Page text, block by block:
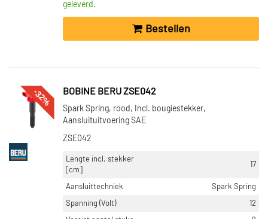
geleverd.
Bestellen
-32% BOBINE BERU ZSE042
Spark Spring, rood, Incl. bougiestekker,
Aansluituitvoering SAE
ZSE042
Lengte incl. stekker
[cm]
17
Aansluittechniek
Spark Spring
Spanning (Volt)
12